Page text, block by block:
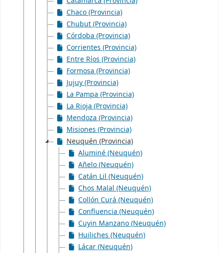
Chaco (Provincia)
Chubut (Provincia)
Córdoba (Provincia)
Corrientes (Provincia)
Entre Ríos (Provincia)
Formosa (Provincia)
Jujuy (Provincia)
La Pampa (Provincia)
La Rioja (Provincia)
Mendoza (Provincia)
Misiones (Provincia)
Neuquén (Provincia)
Aluminé (Neuquén)
Añelo (Neuquén)
Catán Lil (Neuquén)
Chos Malal (Neuquén)
Collón Curá (Neuquén)
Confluencia (Neuquén)
Cuyin Manzano (Neuquén)
Huiliches (Neuquén)
Lácar (Neuquén)